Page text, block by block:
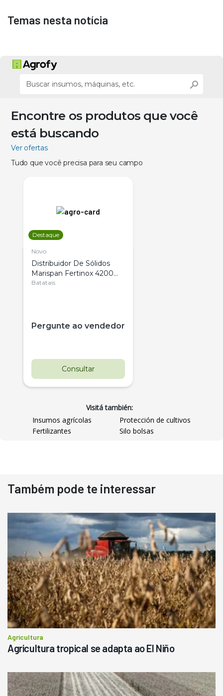
Temas nesta notícia
Encontre os produtos que você
está buscando
Ver ofertas
Tudo que você precisa para seu campo
Destaque
Novo
Distribuidor De Sólidos
Marispan Fertinox 4200
Citrus
Batatais
Pergunte ao vendedor
Consultar
Pá Carregadeira Cat 966
Ano 1987
R$ 145.000
Consultar
Visitá también:
Insumos agrícolas
Protección de cultivos
Fertilizantes
Silo bolsas
Também pode te interessar
Agricultura
Agricultura tropical se adapta ao El Niño